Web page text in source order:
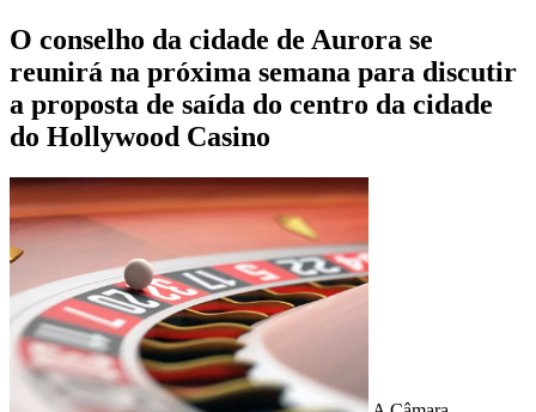
O conselho da cidade de Aurora se
reunirá na próxima semana para discutir
a proposta de saída do centro da cidade
do Hollywood Casino